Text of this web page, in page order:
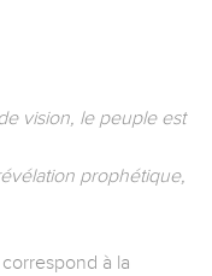
vision, le peuple est
prophétique,
à la